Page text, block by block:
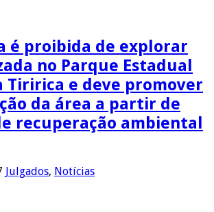
é proibida de explorar
no Parque Estadual
Tiririca e deve promover
da área a partir de
recuperação ambiental
Julgados, Notícias